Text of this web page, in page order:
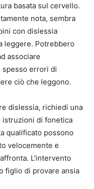
basata sul cervello.
nota, sembra
con dislessia
leggere. Potrebbero
associare
errori di
ciò che leggono.
dislessia, richiedi una
istruzioni di fonetica
qualificato possono
velocemente e
L'intervento
figlio di provare ansia